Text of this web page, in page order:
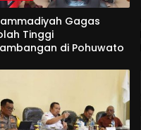
Gagas
Tinggi
di Pohuwato